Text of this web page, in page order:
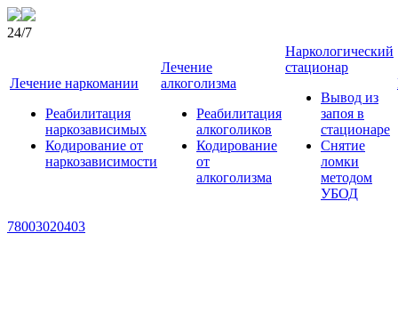
24/7
Лечение наркомании
Реабилитация
наркозависимых
Кодирование от
наркозависимости
Лечение
алкоголизма
Реабилитация
алкоголиков
Кодирование
от
алкоголизма
Наркологический
стационар
Вывод из
запоя в
стационаре
Снятие
ломки
методом
УБОД
78003020403